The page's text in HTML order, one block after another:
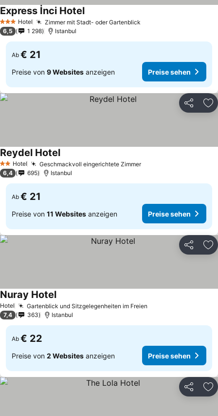
3 SterneHotel Zimmer mit Stadt- oder Gartenblick
Express İnci Hotel
6,5 1 298 Istanbul
Ab € 21
Preise von 9 Websites anzeigen Preise sehen
Teilen
2 Sterne
Hotel Geschmackvoll eingerichtete Zimmer
Reydel Hotel
6,4 695 Istanbul
Ab € 21
Preise von 11 Websites anzeigen Preise sehen
Teilen
Hotel Gartenblick und Sitzgelegenheiten im Freien
Nuray Hotel
7,4 363 Istanbul
Ab € 22
Preise von 2 Websites anzeigen Preise sehen
Teilen